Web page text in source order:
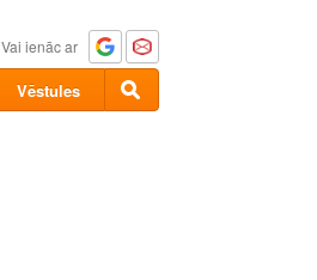
Vai ienāc ar
Vēstules